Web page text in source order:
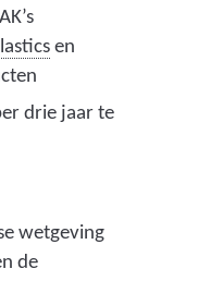
h
t
r
o
e
d
i
(
i
en
drie jaar te
wetgeving
de